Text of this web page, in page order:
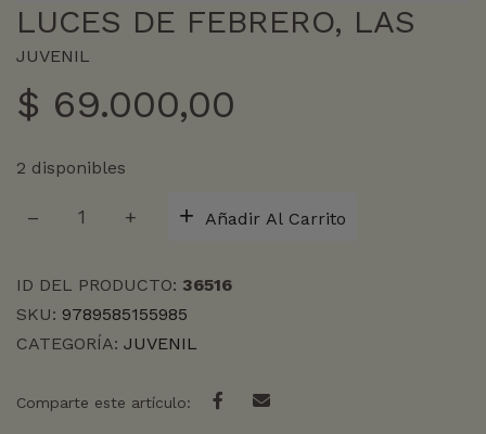
LUCES DE FEBRERO, LAS
JUVENIL
$ 69.000,00
2 disponibles
DE
cantidad
Añadir Al Carrito
ID DEL PRODUCTO: 36516
SKU: 9789585155985
CATEGORÍA: JUVENIL
Comparte este artículo: